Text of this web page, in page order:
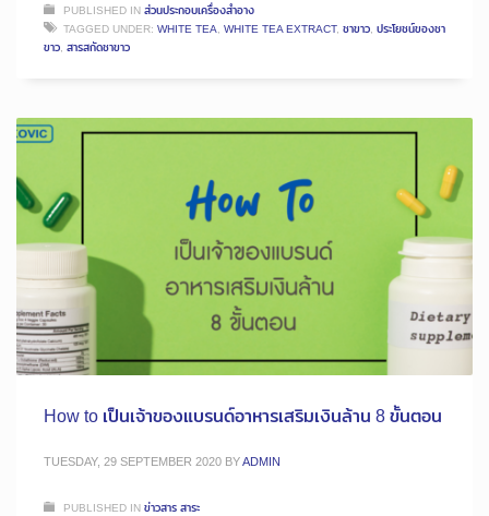
PUBLISHED INส่วนประกอบเครื่องสำอาง
TAGGED UNDER: WHITE TEA, WHITE TEA EXTRACT, ชาขาว, ประโยชน์ของชา
ขาว, สารสกัดชาขาว
How to เป็นเจ้าของแบรนด์อาหารเสริมเงินล้าน 8 ขั้นตอน
TUESDAY, 29 SEPTEMBER 2020 BYADMIN
PUBLISHED INข่าวสาร สาระ